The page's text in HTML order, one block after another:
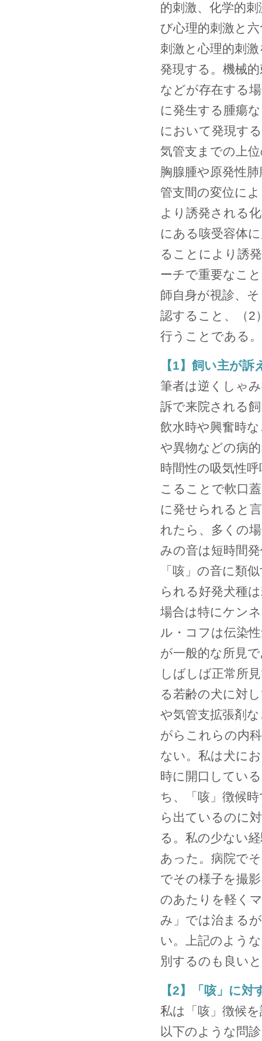
的刺激、化学的
び心理的刺激と
刺激と心理的刺
発現する。機械
などが存在する
に発生する腫瘍
において発現す
気管支までの上
胸腺腫や原発性
管支間の変位に
より誘発される
にある咳受容体
ることにより誘
ーチで重要なこ
師自身が視診、
認すること、（2
行うことである。
【1】飼い主が
筆者は逆くしゃ
訴で来院される
飲水時や興奮時
や異物などの病
時間性の吸気性
こることで軟口
に発せられると
れたら、多くの
みの音は短時間
「咳」の音に類
られる好発犬種
場合は特にケン
ル・コフは伝染
が一般的な所見
しばしば正常所
る若齢の犬に対
や気管支拡張剤
がらこれらの内
ない。私は犬に
時に開口してい
ち、「咳」徴候
ら出ているのに
る。私の少ない
あった。病院で
でその様子を撮
のあたりを軽く
み」では治まる
い。上記のよう
別するのも良い
【2】「咳」に
私は「咳」徴候
以下のような問